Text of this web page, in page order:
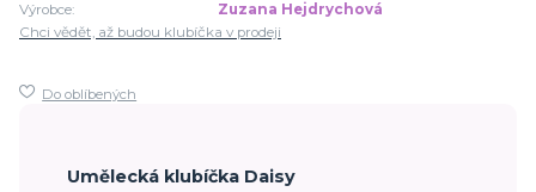
Výrobce:
Zuzana Hejdrychová
Chci vědět, až budou klubíčka v prodeji
Do oblíbených
Umělecká klubíčka Daisy